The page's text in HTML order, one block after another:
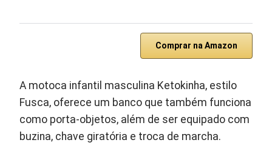
Comprar na Amazon
A motoca infantil masculina Ketokinha, estilo
Fusca, oferece um banco que também funciona
como porta-objetos, além de ser equipado com
buzina, chave giratória e troca de marcha.